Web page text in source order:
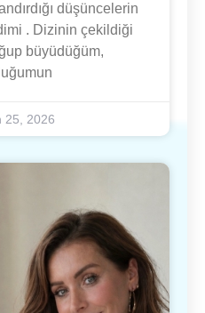
düşüncelerin
. Dizinin çekildiği
büyüdüğüm,
25, 2026